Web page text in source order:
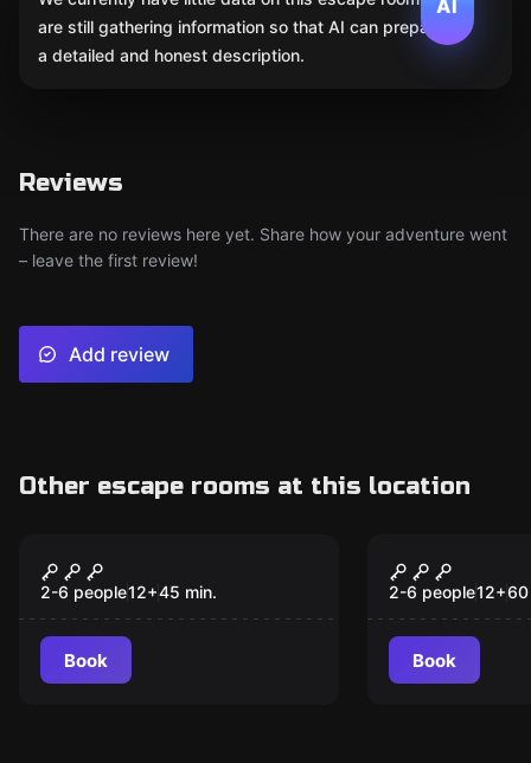
AI
are still gathering information so that AI can prepare
a detailed and honest description.
Reviews
There are no reviews here yet. Share how your adventure went
– leave the first review!
Add review
Other escape rooms at this location
New
The Compliance
Escape Room
2-6 people12+45 min.
Book
Der
Kunstraub
2-6 people12+60
Book